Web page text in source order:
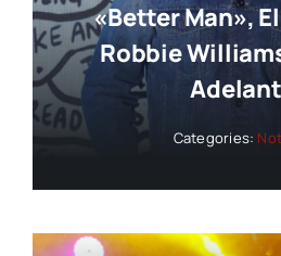
«Better Man»,
Robbie
Categories: